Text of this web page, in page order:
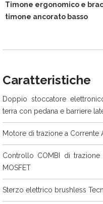
Timone ergonomico e
timone ancorato basso
Caratteristiche
Doppio stoccatore
terra con pedana e barriere
Motore di trazione a Corrente
Controllo COMBI di
MOSFET
Sterzo elettrico brushless